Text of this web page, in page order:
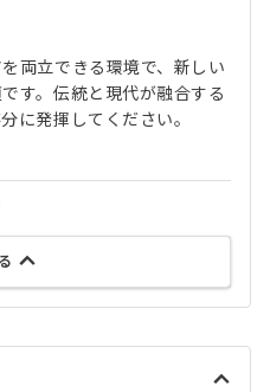
両立できる環境で、新しい
す。伝統と現代が融合する
に発揮してください。